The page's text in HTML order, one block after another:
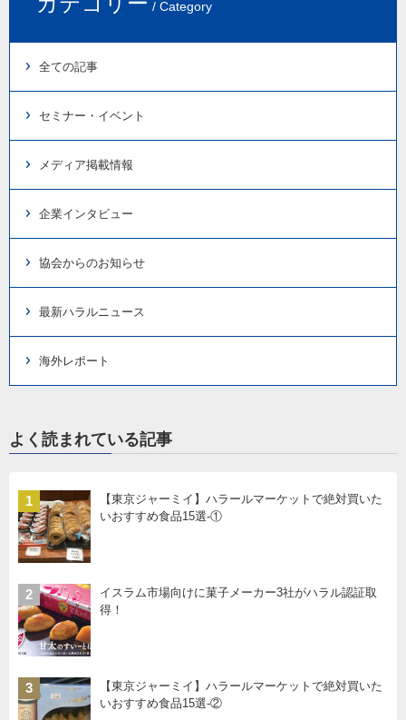
/ Category
全ての記事
セミナー・イベント
メディア掲載情報
企業インタビュー
協会からのお知らせ
最新ハラルニュース
海外レポート
よく読まれている記事
1
【東京ジャーミイ】ハラールマーケットで絶対買いた
いおすすめ食品15選-①
2
イスラム市場向けに菓子メーカー3社がハラル認証取
得！
3
【東京ジャーミイ】ハラールマーケットで絶対買いた
いおすすめ食品15選-②